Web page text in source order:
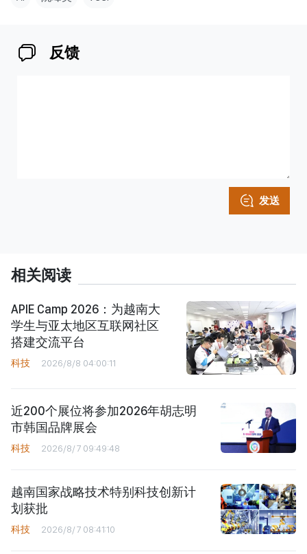
反馈
发送
相关阅读
APIE Camp 2026：为越南大
学生与亚太地区互联网社区
搭建交流平台
科技 2026/8/8 04:00:11
近200个展位将参加2026年胡志明
市韩国品牌展会
科技 2026/8/7 09:49:48
越南国家战略技术特别科技创新计
划获批
科技 2026/8/7 08:41:10